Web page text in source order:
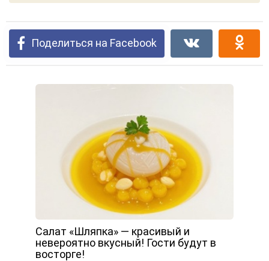
Поделиться на Facebook
Салат «Шляпка» — красивый и
невероятно вкусный! Гости будут в
восторге!